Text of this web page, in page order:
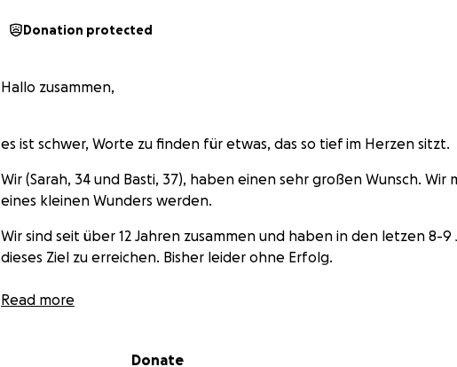
Donation protected
Hallo zusammen,
es ist schwer, Worte zu finden für etwas, das so tief im Herzen sitzt.
Wir (Sarah, 34 und Basti, 37), haben einen sehr großen Wunsch.
eines kleinen Wunders werden.
Wir sind seit über 12 Jahren zusammen und haben in den letzen 8-
dieses Ziel zu erreichen. Bisher leider ohne Erfolg.
Read more
Donate